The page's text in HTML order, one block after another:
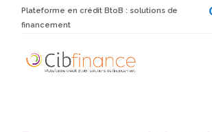
Plateforme en crédit BtoB : solutions de
financement